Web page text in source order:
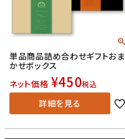
単品商品詰め合わせギフトおま
かせボックス
ネット価格 ¥450税込
詳細を見る